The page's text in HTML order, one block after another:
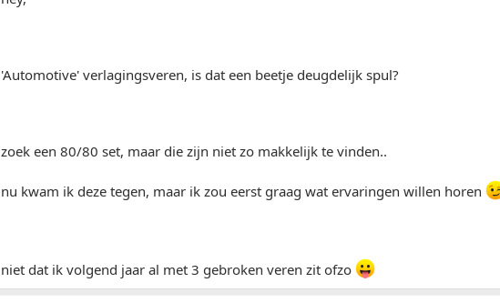
'Automotive' verlagingsveren, is dat een beetje deugdelijk spul?
zoek een 80/80 set, maar die zijn niet zo makkelijk te vinden..
nu kwam ik deze tegen, maar ik zou eerst graag wat ervaringen willen horen
niet dat ik volgend jaar al met 3 gebroken veren zit ofzo